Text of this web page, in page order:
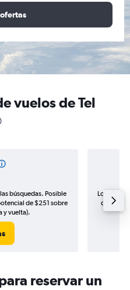
vuelos de Tel
búsquedas. Posible
de $251 sobre
y vuelta).
Los
de
reservar un